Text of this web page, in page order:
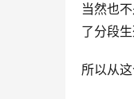
当然也
了分段
所以从